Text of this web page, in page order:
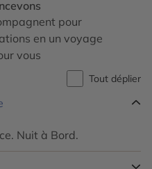
pour
en un voyage
vous
Tout déplier
Nuit à Bord.